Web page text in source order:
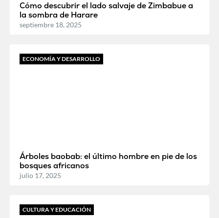
Cómo descubrir el lado salvaje de Zimbabue a
la sombra de Harare
septiembre 18, 2025
ECONOMÍA Y DESARROLLO
Árboles baobab: el último hombre en pie de los
bosques africanos
julio 17, 2025
CULTURA Y EDUCACIÓN